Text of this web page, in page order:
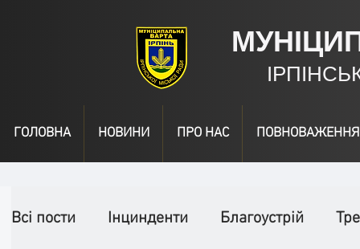
ГОЛОВНА НОВИНИ ПРО НАС ПОВНОВАЖЕННЯ
Всі пости Інцинденти Благоустрій